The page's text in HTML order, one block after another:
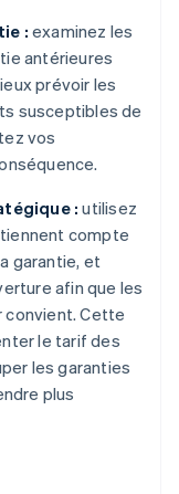
: examinez les
antérieures
prévoir les
susceptibles de
vos
: utilisez
compte
garantie, et
afin que les
convient. Cette
le tarif des
les garanties
plus